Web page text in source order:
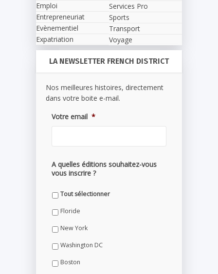
Emploi
Entrepreneuriat
Evènementiel
Expatriation
Services Pro
Sports
Transport
Voyage
LA NEWSLETTER FRENCH DISTRICT
Nos meilleures histoires, directement
dans votre boite e-mail.
Votre email *
A quelles éditions souhaitez-vous
vous inscrire ?
Tout sélectionner
Floride
New York
Washington DC
Boston